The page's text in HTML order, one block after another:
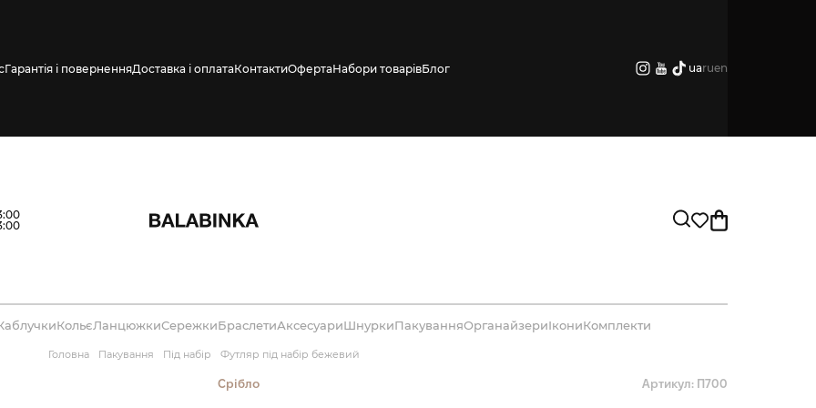
Гарантія і поверненняДоставка і оплатаКонтактиОфертаНабори товарівБлог uaruen
КольєЛанцюжкиСережкиБраслетиАксесуариШнуркиПакуванняОрганайзериІкониКомплекти
Головна Пакування Під набір Футляр під набір бежевий
Срібло Артикул: П700